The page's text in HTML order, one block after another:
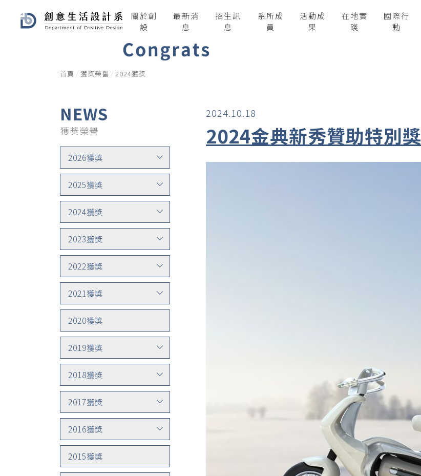
關於創
設
最新消
息
招生訊
息
系所成
員
活動成
果
在地實
踐
國際行
動
首頁 獲獎榮譽 2024獲獎
NEWS
獲獎榮譽
2026獲獎
2025獲獎
2024獲獎
2023獲獎
2022獲獎
2021獲獎
2020獲獎
2019獲獎
2018獲獎
2017獲獎
2016獲獎
2015獲獎
2024.10.18
2024金典新秀贊助特別獎